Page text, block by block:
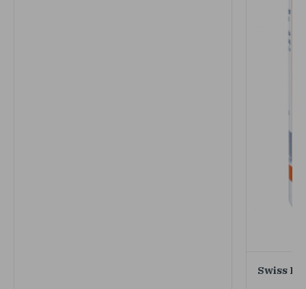
Swiss